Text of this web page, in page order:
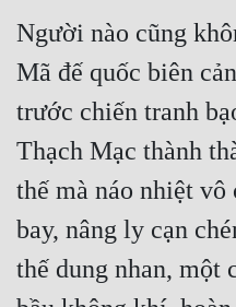
Truyện Nhập Môn
Truyện ngắn
Xa Lộ Dịch
Cung Đấu
Cạnh Kỹ
Cổ Tiên Hiệp
Người nào cũng
Mã đế quốc biên
trước chiến tranh
Thạch Mạc thành
thế mà náo nhiệt
bay, nâng ly cạn
thế dung nhan, một